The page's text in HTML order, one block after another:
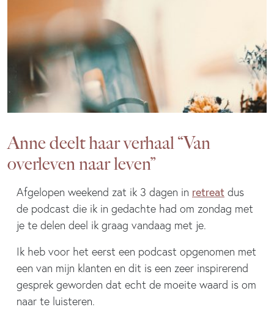
Anne deelt haar verhaal “Van
overleven naar leven”
Afgelopen weekend zat ik 3 dagen in retreat dus
de podcast die ik in gedachte had om zondag met
je te delen deel ik graag vandaag met je.
Ik heb voor het eerst een podcast opgenomen met
een van mijn klanten en dit is een zeer inspirerend
gesprek geworden dat echt de moeite waard is om
naar te luisteren.